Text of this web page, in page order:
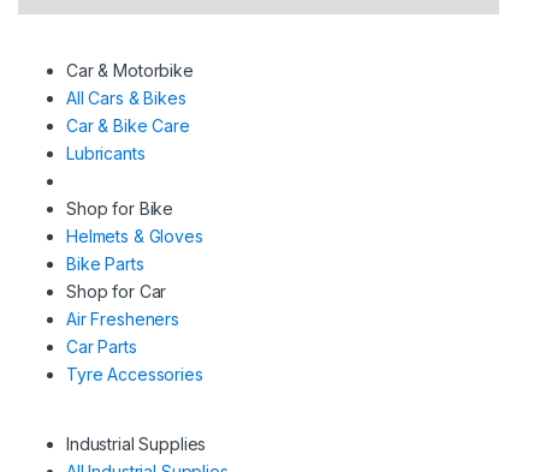
Car & Motorbike
All Cars & Bikes
Car & Bike Care
Lubricants
Shop for Bike
Helmets & Gloves
Bike Parts
Shop for Car
Air Fresheners
Car Parts
Tyre Accessories
Industrial Supplies